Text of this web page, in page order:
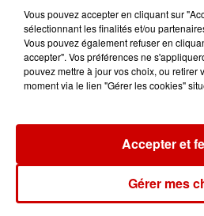
Aménager
Canada et
Boston,...
Born in the
Springsteen
l’Amérique...
Vous pouvez accepter en cliquant sur
sélectionnant les finalités et/ou
Vous pouvez également refuser en
accepter". Vos préférences ne
pouvez mettre à jour vos choix, ou retirer
moment via le lien "Gérer les cookies"
Gérer mes
Accepter et